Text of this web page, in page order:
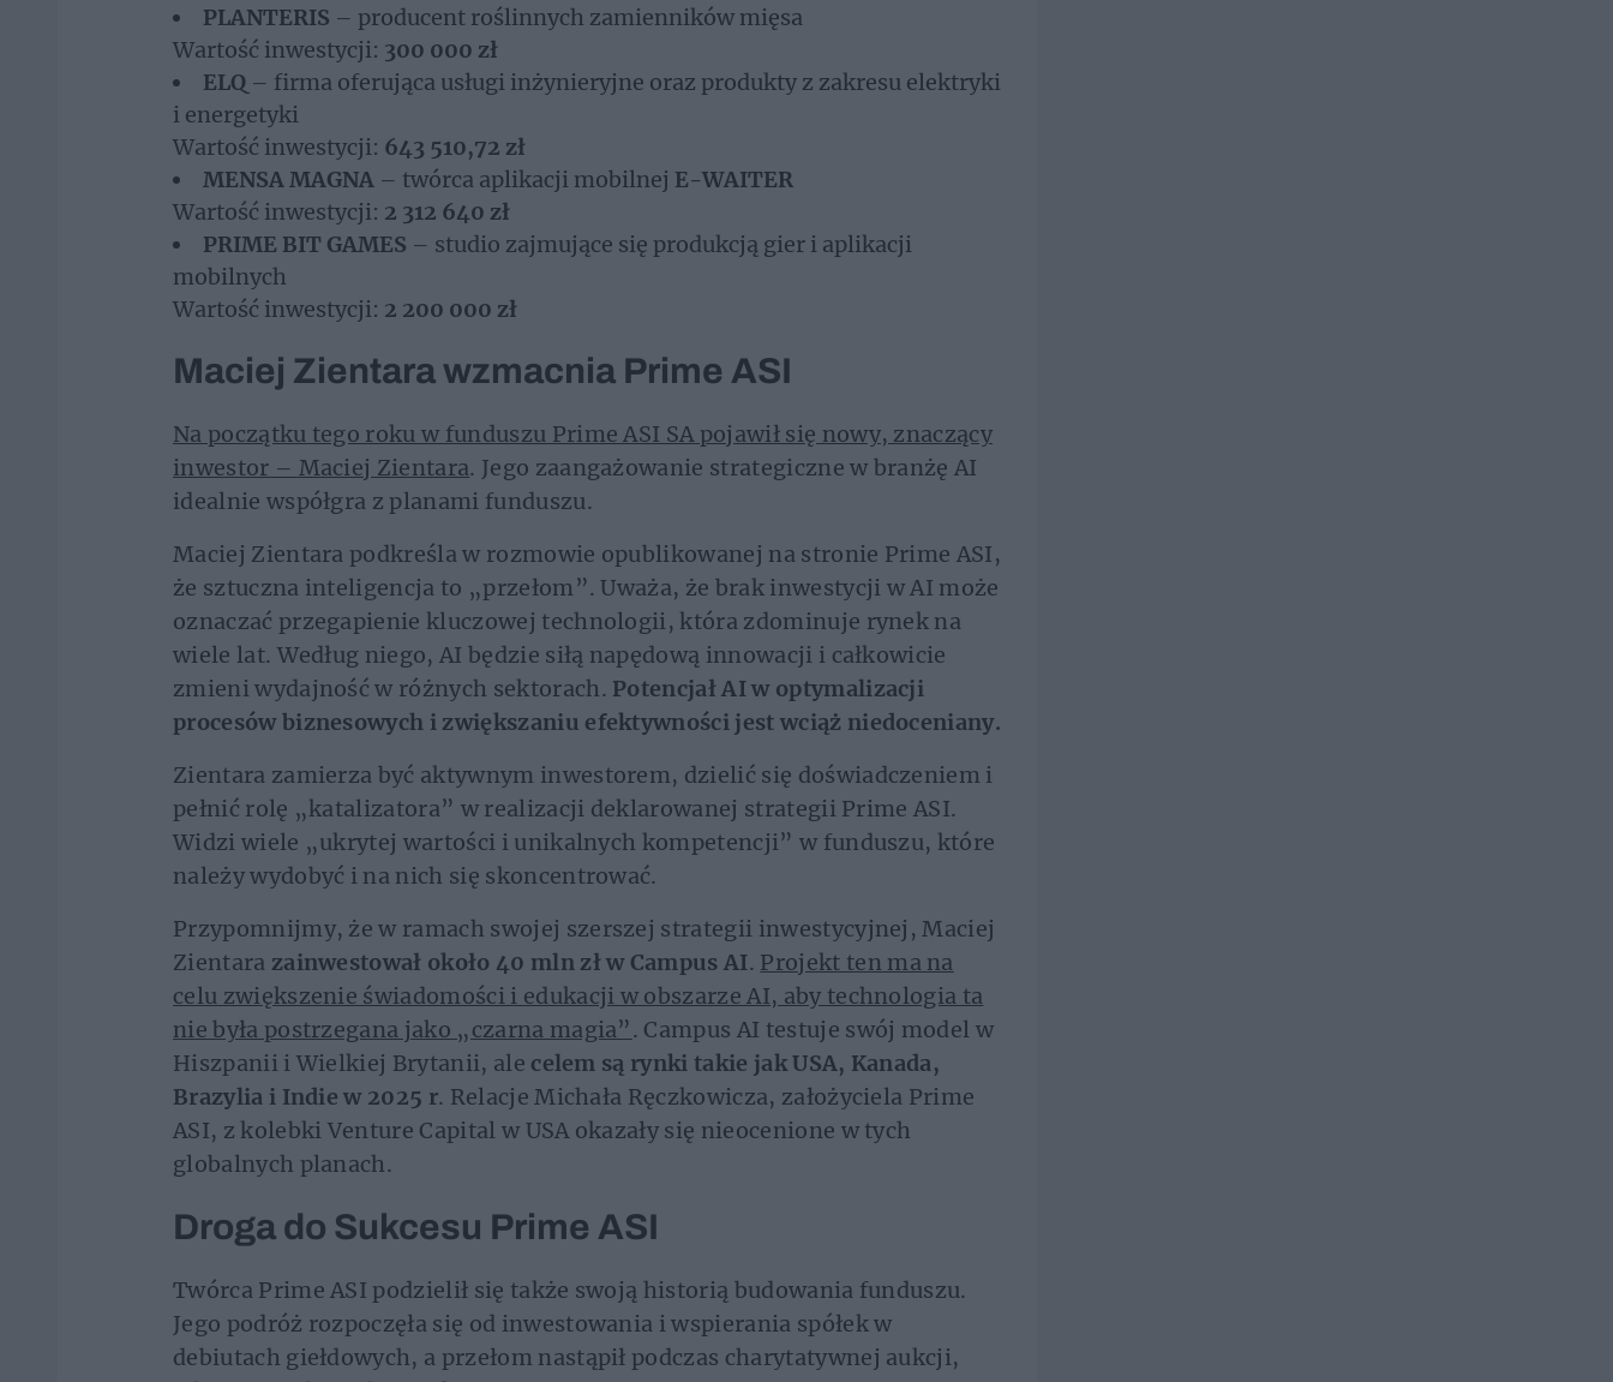
PLANTERIS – producent roślinnych zamienników mięsa
Wartość inwestycji: 300 000 zł
ELQ – firma oferująca usługi inżynieryjne oraz produkty z zakresu elektryki
i energetyki
Wartość inwestycji: 643 510,72 zł
MENSA MAGNA – twórca aplikacji mobilnej E-WAITER
Wartość inwestycji: 2 312 640 zł
PRIME BIT GAMES – studio zajmujące się produkcją gier i aplikacji
mobilnych
Wartość inwestycji: 2 200 000 zł
Maciej Zientara wzmacnia Prime ASI
Na początku tego roku w funduszu Prime ASI SA pojawił się nowy, znaczący
inwestor – Maciej Zientara. Jego zaangażowanie strategiczne w branżę AI
idealnie współgra z planami funduszu.
Maciej Zientara podkreśla w rozmowie opublikowanej na stronie Prime ASI,
że sztuczna inteligencja to „przełom”. Uważa, że brak inwestycji w AI może
oznaczać przegapienie kluczowej technologii, która zdominuje rynek na
wiele lat. Według niego, AI będzie siłą napędową innowacji i całkowicie
zmieni wydajność w różnych sektorach. Potencjał AI w optymalizacji
procesów biznesowych i zwiększaniu efektywności jest wciąż niedoceniany.
Zientara zamierza być aktywnym inwestorem, dzielić się doświadczeniem i
pełnić rolę „katalizatora” w realizacji deklarowanej strategii Prime ASI.
Widzi wiele „ukrytej wartości i unikalnych kompetencji” w funduszu, które
należy wydobyć i na nich się skoncentrować.
Przypomnijmy, że w ramach swojej szerszej strategii inwestycyjnej, Maciej
Zientara zainwestował około 40 mln zł w Campus AI. Projekt ten ma na
celu zwiększenie świadomości i edukacji w obszarze AI, aby technologia ta
nie była postrzegana jako „czarna magia”. Campus AI testuje swój model w
Hiszpanii i Wielkiej Brytanii, ale celem są rynki takie jak USA, Kanada,
Brazylia i Indie w 2025 r. Relacje Michała Ręczkowicza, założyciela Prime
ASI, z kolebki Venture Capital w USA okazały się nieocenione w tych
globalnych planach.
Droga do Sukcesu Prime ASI
Twórca Prime ASI podzielił się także swoją historią budowania funduszu.
Jego podróż rozpoczęła się od inwestowania i wspierania spółek w
debiutach giełdowych, a przełom nastąpił podczas charytatywnej aukcji,